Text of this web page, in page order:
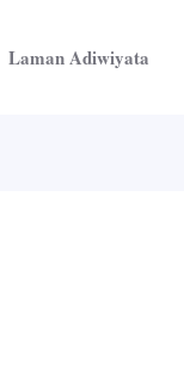
Laman Adiwiyata